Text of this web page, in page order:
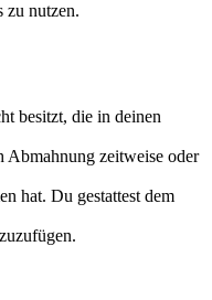
zu nutzen.
besitzt, die in deinen
Abmahnung zeitweise oder
hat. Du gestattest dem